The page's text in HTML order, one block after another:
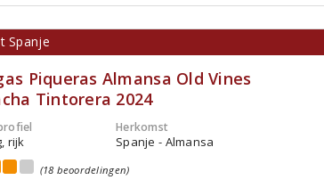
Spanje
Piqueras Almansa Old Vines
Tintorera 2024
rijk
Herkomst
Spanje - Almansa
(18 beoordelingen)